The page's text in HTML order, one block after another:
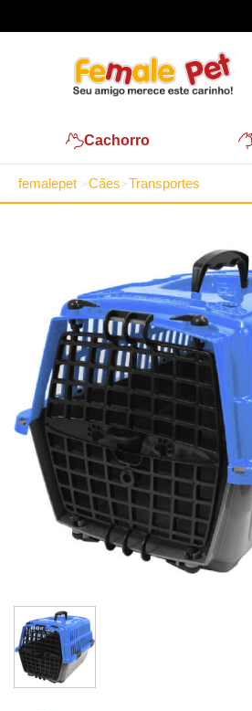
Cachorro
femalepet Cães Transportes